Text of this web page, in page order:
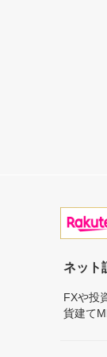
ネット
FXや投
貨建て